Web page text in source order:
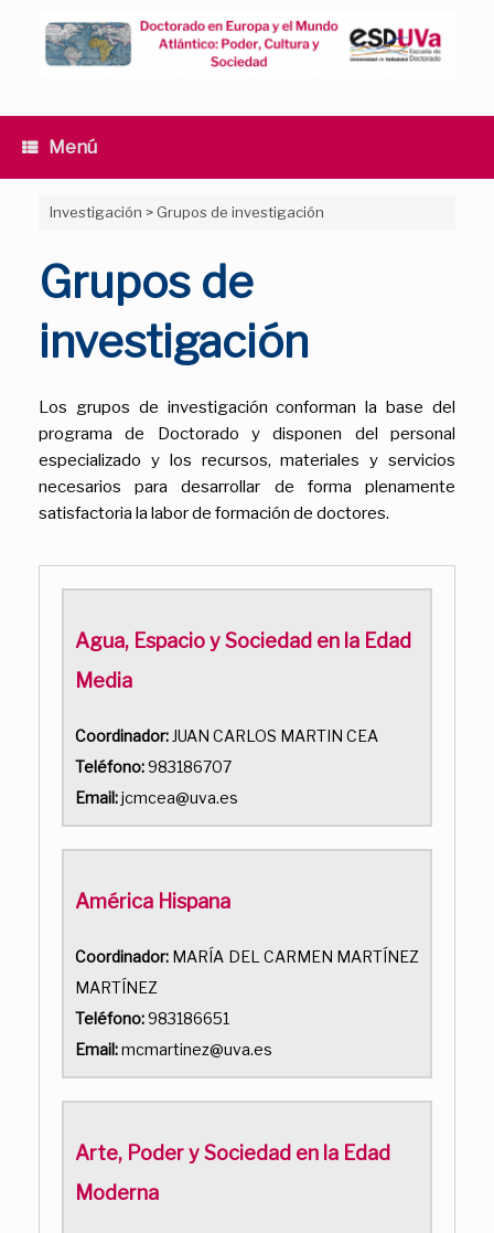
contenido
Menú
Investigación > Grupos de investigación
Grupos de
investigación
Los grupos de investigación conforman la base del
programa de Doctorado y disponen del personal
especializado y los recursos, materiales y servicios
necesarios para desarrollar de forma plenamente
satisfactoria la labor de formación de doctores.
Agua, Espacio y Sociedad en la Edad
Media
Coordinador: JUAN CARLOS MARTIN CEA
Teléfono:983186707
Email:jcmcea@uva.es
América Hispana
Coordinador: MARÍA DEL CARMEN MARTÍNEZ
MARTÍNEZ
Teléfono:983186651
Email:mcmartinez@uva.es
Arte, Poder y Sociedad en la Edad
Moderna